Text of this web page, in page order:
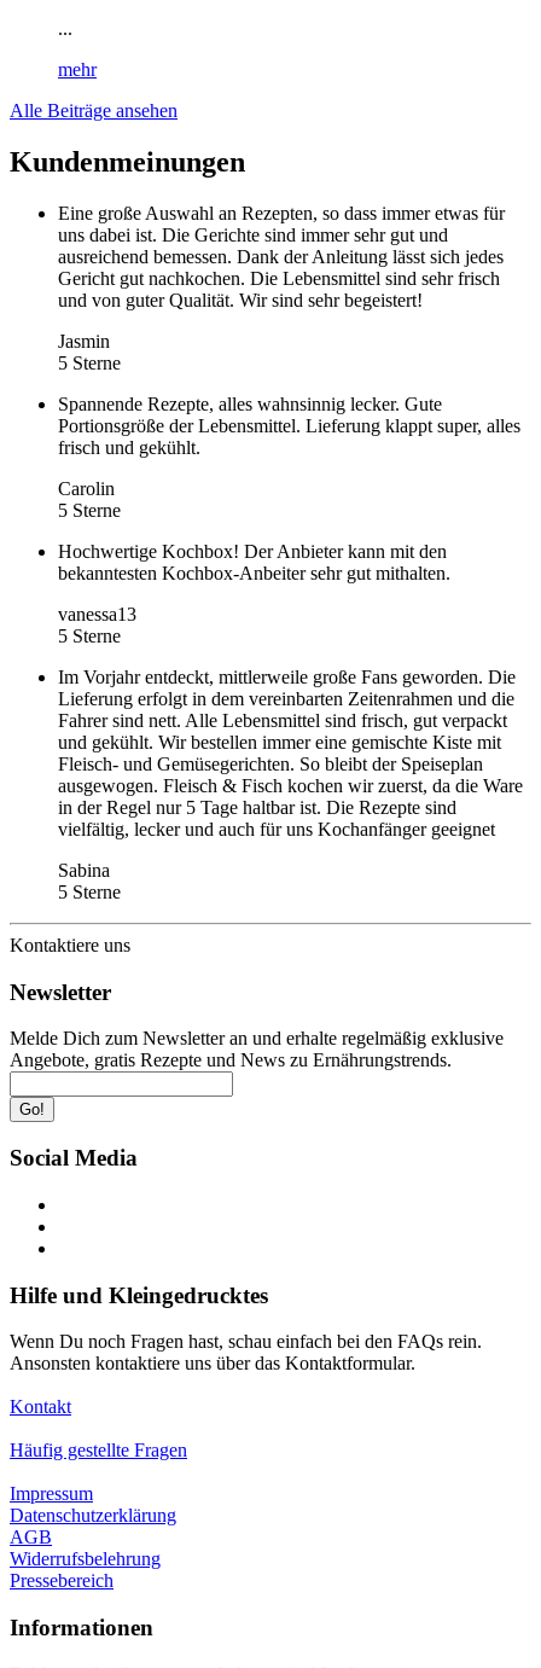
...
mehr
Alle Beiträge ansehen
Kundenmeinungen
Eine große Auswahl an Rezepten, so dass immer etwas für
uns dabei ist. Die Gerichte sind immer sehr gut und
ausreichend bemessen. Dank der Anleitung lässt sich jedes
Gericht gut nachkochen. Die Lebensmittel sind sehr frisch
und von guter Qualität. Wir sind sehr begeistert!
Jasmin
5 Sterne
Spannende Rezepte, alles wahnsinnig lecker. Gute
Portionsgröße der Lebensmittel. Lieferung klappt super, alles
frisch und gekühlt.
Carolin
5 Sterne
Hochwertige Kochbox! Der Anbieter kann mit den
bekanntesten Kochbox-Anbeiter sehr gut mithalten.
vanessa13
5 Sterne
Im Vorjahr entdeckt, mittlerweile große Fans geworden. Die
Lieferung erfolgt in dem vereinbarten Zeitenrahmen und die
Fahrer sind nett. Alle Lebensmittel sind frisch, gut verpackt
und gekühlt. Wir bestellen immer eine gemischte Kiste mit
Fleisch- und Gemüsegerichten. So bleibt der Speiseplan
ausgewogen. Fleisch & Fisch kochen wir zuerst, da die Ware
in der Regel nur 5 Tage haltbar ist. Die Rezepte sind
vielfältig, lecker und auch für uns Kochanfänger geeignet
Sabina
5 Sterne
Kontaktiere uns
Newsletter
Melde Dich zum Newsletter an und erhalte regelmäßig exklusive
Angebote, gratis Rezepte und News zu Ernährungstrends.
Go!
Social Media
Hilfe und Kleingedrucktes
Wenn Du noch Fragen hast, schau einfach bei den FAQs rein.
Ansonsten kontaktiere uns über das Kontaktformular.
Kontakt
Häufig gestellte Fragen
Impressum
Datenschutzerklärung
AGB
Widerrufsbelehrung
Pressebereich
Informationen